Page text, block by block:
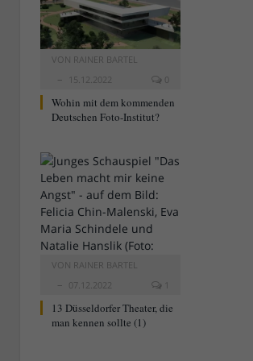
VON RAINER BARTEL
15.12.2022
0
Wohin mit dem kommenden
Deutschen Foto-Institut?
VON RAINER BARTEL
07.12.2022
1
13 Düsseldorfer Theater, die
man kennen sollte (1)